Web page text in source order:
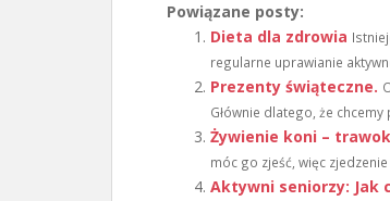
Powiązane posty:
Dieta dla zdrowia
regularne uprawianie
Prezenty świąteczne.
Głównie dlatego, że
Żywienie koni –
móc go zjeść, więc
Aktywni seniorzy: Jak